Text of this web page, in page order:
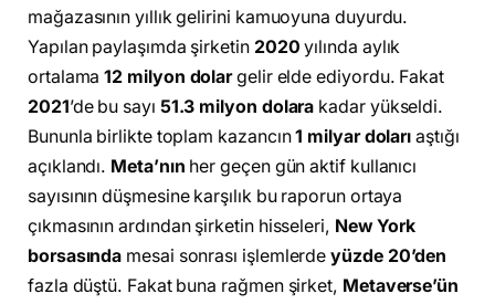
mağazasının yıllık gelirini kamuoyuna duyurdu.
Yapılan paylaşımda şirketin 2020 yılında aylık
ortalama12 milyon dolargelir elde ediyordu. Fakat
2021’de bu sayı 51.3 milyon dolara kadar yükseldi.
Bununla birlikte toplam kazancın1 milyar doları aştığı
açıklandı. Meta’nın her geçen gün aktif kullanıcı
sayısının düşmesine karşılık bu raporun ortaya
çıkmasının ardından şirketin hisseleri, New York
borsasında mesai sonrası işlemlerdeyüzde 20’den
fazla düştü. Fakat buna rağmen şirket, Metaverse’ün